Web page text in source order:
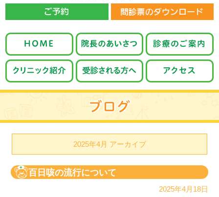
2025年4月 アーカイブ
百日咳の流行について
2025年4月18日